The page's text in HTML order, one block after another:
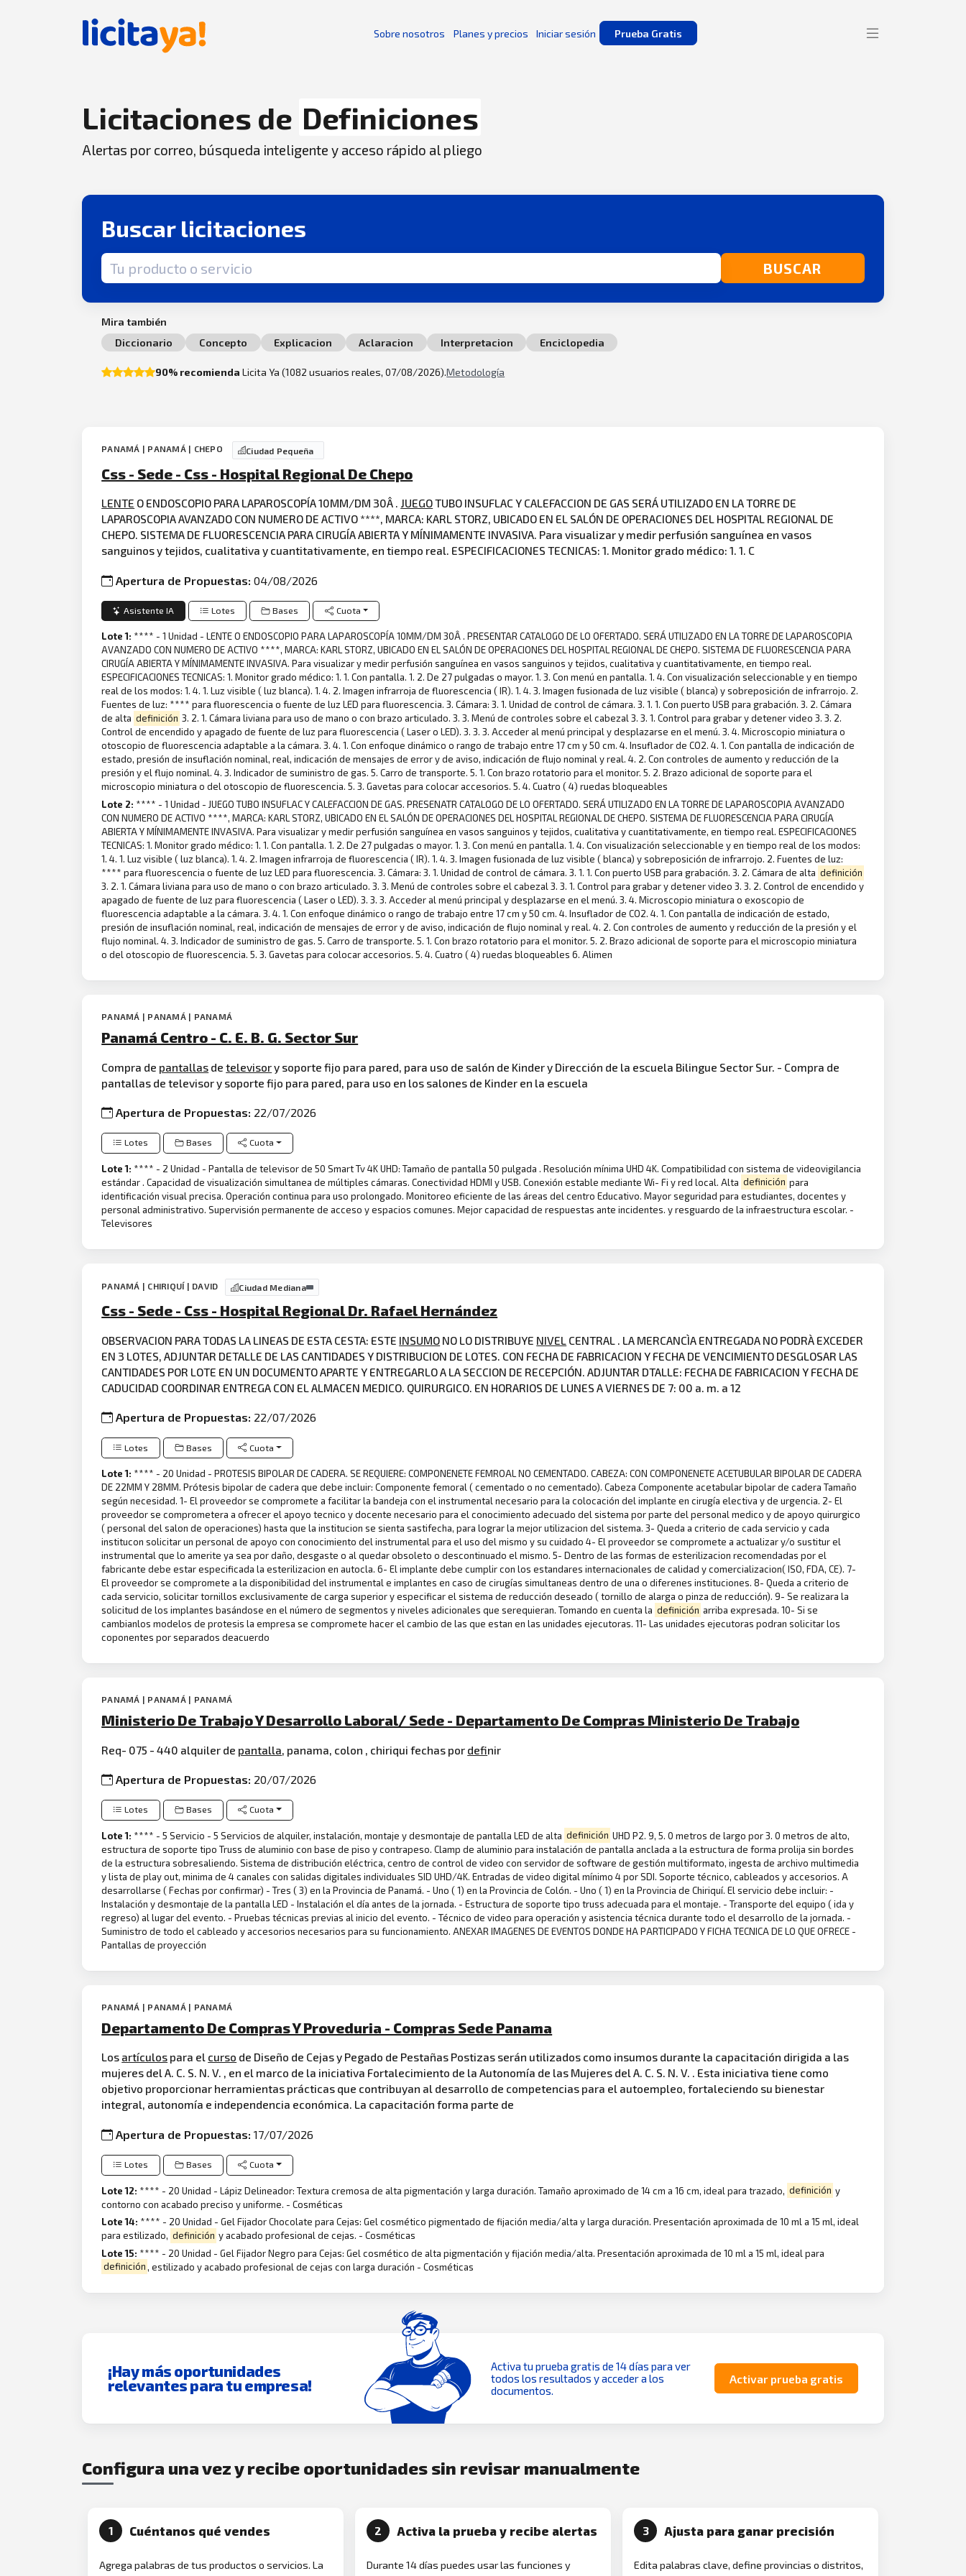
Sobre nosotros Planes y precios Iniciar sesión Prueba Gratis
Licitaciones de Definiciones
Alertas por correo, búsqueda inteligente y acceso rápido al pliego
Buscar licitaciones
Término de búsqueda BUSCAR
Mira también
Diccionario
Concepto Explicacion Aclaracion Interpretacion Enciclopedia
90% recomienda Licita Ya (1082 usuarios reales, 07/08/2026).Metodología
PANAMÁ | PANAMÁ | CHEPO Ciudad Pequeña
Css - Sede - Css - Hospital Regional De Chepo
LENTE O ENDOSCOPIO PARA LAPAROSCOPÍA 10MM/DM 30Â . JUEGOTUBO INSUFLAC Y CALEFACCION DE GAS SERÁ UTILIZADO EN LA TORRE DE
LAPAROSCOPIA AVANZADO CON NUMERO DE ACTIVO ****, MARCA: KARL STORZ, UBICADO EN EL SALÓN DE OPERACIONES DEL HOSPITAL REGIONAL DE
CHEPO. SISTEMA DE FLUORESCENCIA PARA CIRUGÍA ABIERTA Y MÍNIMAMENTE INVASIVA. Para visualizar y medir perfusión sanguínea en vasos
sanguinos y tejidos, cualitativa y cuantitativamente, en tiempo real. ESPECIFICACIONES TECNICAS: 1. Monitor grado médico: 1. 1. C
Apertura de Propuestas:04/08/2026
Asistente IA Lotes Bases Cuota
Lote 1: **** - 1 Unidad - LENTE O ENDOSCOPIO PARA LAPAROSCOPÍA 10MM/DM 30Â . PRESENTAR CATALOGO DE LO OFERTADO. SERÁ UTILIZADO EN LA TORRE DE LAPAROSCOPIA
AVANZADO CON NUMERO DE ACTIVO ****, MARCA: KARL STORZ, UBICADO EN EL SALÓN DE OPERACIONES DEL HOSPITAL REGIONAL DE CHEPO. SISTEMA DE FLUORESCENCIA PARA
CIRUGÍA ABIERTA Y MÍNIMAMENTE INVASIVA. Para visualizar y medir perfusión sanguínea en vasos sanguinos y tejidos, cualitativa y cuantitativamente, en tiempo real.
ESPECIFICACIONES TECNICAS: 1. Monitor grado médico: 1. 1. Con pantalla. 1. 2. De 27 pulgadas o mayor. 1. 3. Con menú en pantalla. 1. 4. Con visualización seleccionable y en tiempo
real de los modos: 1. 4. 1. Luz visible ( luz blanca). 1. 4. 2. Imagen infrarroja de fluorescencia ( IR). 1. 4. 3. Imagen fusionada de luz visible ( blanca) y sobreposición de infrarrojo. 2.
Fuentes de luz: **** para fluorescencia o fuente de luz LED para fluorescencia. 3. Cámara: 3. 1. Unidad de control de cámara. 3. 1. 1. Con puerto USB para grabación. 3. 2. Cámara
de alta definición 3. 2. 1. Cámara liviana para uso de mano o con brazo articulado. 3. 3. Menú de controles sobre el cabezal 3. 3. 1. Control para grabar y detener video 3. 3. 2.
Control de encendido y apagado de fuente de luz para fluorescencia ( Laser o LED). 3. 3. 3. Acceder al menú principal y desplazarse en el menú. 3. 4. Microscopio miniatura o
otoscopio de fluorescencia adaptable a la cámara. 3. 4. 1. Con enfoque dinámico o rango de trabajo entre 17 cm y 50 cm. 4. Insuflador de CO2. 4. 1. Con pantalla de indicación de
estado, presión de insuflación nominal, real, indicación de mensajes de error y de aviso, indicación de flujo nominal y real. 4. 2. Con controles de aumento y reducción de la
presión y el flujo nominal. 4. 3. Indicador de suministro de gas. 5. Carro de transporte. 5. 1. Con brazo rotatorio para el monitor. 5. 2. Brazo adicional de soporte para el
microscopio miniatura o del otoscopio de fluorescencia. 5. 3. Gavetas para colocar accesorios. 5. 4. Cuatro ( 4) ruedas bloqueables
Lote 2: **** - 1 Unidad - JUEGO TUBO INSUFLAC Y CALEFACCION DE GAS. PRESENATR CATALOGO DE LO OFERTADO. SERÁ UTILIZADO EN LA TORRE DE LAPAROSCOPIA AVANZADO
CON NUMERO DE ACTIVO ****, MARCA: KARL STORZ, UBICADO EN EL SALÓN DE OPERACIONES DEL HOSPITAL REGIONAL DE CHEPO. SISTEMA DE FLUORESCENCIA PARA CIRUGÍA
ABIERTA Y MÍNIMAMENTE INVASIVA. Para visualizar y medir perfusión sanguínea en vasos sanguinos y tejidos, cualitativa y cuantitativamente, en tiempo real. ESPECIFICACIONES
TECNICAS: 1. Monitor grado médico: 1. 1. Con pantalla. 1. 2. De 27 pulgadas o mayor. 1. 3. Con menú en pantalla. 1. 4. Con visualización seleccionable y en tiempo real de los modos:
1. 4. 1. Luz visible ( luz blanca). 1. 4. 2. Imagen infrarroja de fluorescencia ( IR). 1. 4. 3. Imagen fusionada de luz visible ( blanca) y sobreposición de infrarrojo. 2. Fuentes de luz:
**** para fluorescencia o fuente de luz LED para fluorescencia. 3. Cámara: 3. 1. Unidad de control de cámara. 3. 1. 1. Con puerto USB para grabación. 3. 2. Cámara de alta definición
3. 2. 1. Cámara liviana para uso de mano o con brazo articulado. 3. 3. Menú de controles sobre el cabezal 3. 3. 1. Control para grabar y detener video 3. 3. 2. Control de encendido y
apagado de fuente de luz para fluorescencia ( Laser o LED). 3. 3. 3. Acceder al menú principal y desplazarse en el menú. 3. 4. Microscopio miniatura o exoscopio de
fluorescencia adaptable a la cámara. 3. 4. 1. Con enfoque dinámico o rango de trabajo entre 17 cm y 50 cm. 4. Insuflador de CO2. 4. 1. Con pantalla de indicación de estado,
presión de insuflación nominal, real, indicación de mensajes de error y de aviso, indicación de flujo nominal y real. 4. 2. Con controles de aumento y reducción de la presión y el
flujo nominal. 4. 3. Indicador de suministro de gas. 5. Carro de transporte. 5. 1. Con brazo rotatorio para el monitor. 5. 2. Brazo adicional de soporte para el microscopio miniatura
o del otoscopio de fluorescencia. 5. 3. Gavetas para colocar accesorios. 5. 4. Cuatro ( 4) ruedas bloqueables 6. Alimen
PANAMÁ | PANAMÁ | PANAMÁ
Panamá Centro - C. E. B. G. Sector Sur
Compra de pantallas detelevisory soporte fijo para pared, para uso de salón de Kinder y Dirección de la escuela Bilingue Sector Sur. - Compra de
pantallas de televisor y soporte fijo para pared, para uso en los salones de Kinder en la escuela
Apertura de Propuestas: 22/07/2026
Lotes Bases Cuota
Lote 1: **** - 2 Unidad - Pantalla de televisor de 50 Smart Tv 4K UHD: Tamaño de pantalla 50 pulgada . Resolución mínima UHD 4K. Compatibilidad con sistema de videovigilancia
estándar . Capacidad de visualización simultanea de múltiples cámaras. Conectividad HDMI y USB. Conexión estable mediante Wi- Fi y red local. Alta definición para
identificación visual precisa. Operación continua para uso prolongado. Monitoreo eficiente de las áreas del centro Educativo. Mayor seguridad para estudiantes, docentes y
personal administrativo. Supervisión permanente de acceso y espacios comunes. Mejor capacidad de respuestas ante incidentes. y resguardo de la infraestructura escolar. -
Televisores
PANAMÁ | CHIRIQUÍ | DAVID Ciudad Mediana
Css - Sede - Css - Hospital Regional Dr. Rafael Hernández
OBSERVACION PARA TODAS LA LINEAS DE ESTA CESTA: ESTE INSUMO NO LO DISTRIBUYE NIVEL CENTRAL . LA MERCANCÌA ENTREGADA NO PODRÀ EXCEDER
EN 3 LOTES, ADJUNTAR DETALLE DE LAS CANTIDADES Y DISTRIBUCION DE LOTES. CON FECHA DE FABRICACION Y FECHA DE VENCIMIENTO DESGLOSAR LAS
CANTIDADES POR LOTE EN UN DOCUMENTO APARTE Y ENTREGARLO A LA SECCION DE RECEPCIÓN. ADJUNTAR DTALLE: FECHA DE FABRICACION Y FECHA DE
CADUCIDAD COORDINAR ENTREGA CON EL ALMACEN MEDICO. QUIRURGICO. EN HORARIOS DE LUNES A VIERNES DE 7: 00 a. m. a 12
Apertura de Propuestas: 22/07/2026
Lotes Bases Cuota
Lote 1: **** - 20 Unidad - PROTESIS BIPOLAR DE CADERA. SE REQUIERE: COMPONENETE FEMROAL NO CEMENTADO. CABEZA: CON COMPONENETE ACETUBULAR BIPOLAR DE CADERA
DE 22MM Y 28MM. Prótesis bipolar de cadera que debe incluir: Componente femoral ( cementado o no cementado). Cabeza Componente acetabular bipolar de cadera Tamaño
según necesidad. 1- El proveedor se compromete a facilitar la bandeja con el instrumental necesario para la colocación del implante en cirugía electiva y de urgencia. 2- El
proveedor se comprometera a ofrecer el apoyo tecnico y docente necesario para el conocimiento adecuado del sistema por parte del personal medico y de apoyo quirurgico
( personal del salon de operaciones) hasta que la institucion se sienta sastifecha, para lograr la mejor utilizacion del sistema. 3- Queda a criterio de cada servicio y cada
institucon solicitar un personal de apoyo con conocimiento del instrumental para el uso del mismo y su cuidado 4- El proveedor se compromete a actualizar y/o sustitur el
instrumental que lo amerite ya sea por daño, desgaste o al quedar obsoleto o descontinuado el mismo. 5- Dentro de las formas de esterilizacion recomendadas por el
fabricante debe estar especificada la esterilizacion en autocla. 6- El implante debe cumplir con los estandares internacionales de calidad y comercializacion( ISO, FDA, CE). 7-
El proveedor se compromete a la disponibilidad del instrumental e implantes en caso de cirugías simultaneas dentro de una o diferenes instituciones. 8- Queda a criterio de
cada servicio, solicitar tornillos exclusivamente de carga superior y especificar el sistema de reducción deseado ( tornillo de alarga o pinza de reducción). 9- Se realizara la
solicitud de los implantes basándose en el número de segmentos y niveles adicionales que serequieran. Tomando en cuenta la definición arriba expresada. 10- Si se
cambianlos modelos de protesis la empresa se compromete hacer el cambio de las que estan en las unidades ejecutoras. 11- Las unidades ejecutoras podran solicitar los
coponentes por separados deacuerdo
PANAMÁ | PANAMÁ | PANAMÁ
Ministerio De Trabajo Y Desarrollo Laboral/ Sede - Departamento De Compras Ministerio De Trabajo
Req- 075 - 440 alquiler de pantalla , panama, colon , chiriqui fechas por definir
Apertura de Propuestas: 20/07/2026
Lotes Bases Cuota
Lote 1: **** - 5 Servicio - 5 Servicios de alquiler, instalación, montaje y desmontaje de pantalla LED de alta definición UHD P2. 9, 5. 0 metros de largo por 3. 0 metros de alto,
estructura de soporte tipo Truss de aluminio con base de piso y contrapeso. Clamp de aluminio para instalación de pantalla anclada a la estructura de forma prolija sin bordes
de la estructura sobresaliendo. Sistema de distribución eléctrica, centro de control de video con servidor de software de gestión multiformato, ingesta de archivo multimedia
y lista de play out, minima de 4 canales con salidas digitales individuales SID UHD/4K. Entradas de video digital mínimo 4 por SDI. Soporte técnico, cableados y accesorios. A
desarrollarse ( Fechas por confirmar) - Tres ( 3) en la Provincia de Panamá. - Uno ( 1) en la Provincia de Colón. - Uno ( 1) en la Provincia de Chiriquí. El servicio debe incluir: -
Instalación y desmontaje de la pantalla LED - Instalación el día antes de la jornada. - Estructura de soporte tipo truss adecuada para el montaje. - Transporte del equipo ( ida y
regreso) al lugar del evento. - Pruebas técnicas previas al inicio del evento. - Técnico de video para operación y asistencia técnica durante todo el desarrollo de la jornada. -
Suministro de todo el cableado y accesorios necesarios para su funcionamiento. ANEXAR IMAGENES DE EVENTOS DONDE HA PARTICIPADO Y FICHA TECNICA DE LO QUE OFRECE -
Pantallas de proyección
PANAMÁ | PANAMÁ | PANAMÁ
Departamento De Compras Y Proveduria - Compras Sede Panama
Los artículos para el curso de Diseño de Cejas y Pegado de Pestañas Postizas serán utilizados como insumos durante la capacitación dirigida a las
mujeres del A. C. S. N. V. , en el marco de la iniciativa Fortalecimiento de la Autonomía de las Mujeres del A. C. S. N. V. . Esta iniciativa tiene como
objetivo proporcionar herramientas prácticas que contribuyan al desarrollo de competencias para el autoempleo, fortaleciendo su bienestar
integral, autonomía e independencia económica. La capacitación forma parte de
Apertura de Propuestas:17/07/2026
Lotes Bases Cuota
Lote 12: **** - 20 Unidad - Lápiz Delineador: Textura cremosa de alta pigmentación y larga duración. Tamaño aproximado de 14 cm a 16 cm, ideal para trazado, definición y
contorno con acabado preciso y uniforme. - Cosméticas
Lote 14: **** - 20 Unidad - Gel Fijador Chocolate para Cejas: Gel cosmético pigmentado de fijación media/alta y larga duración. Presentación aproximada de 10 ml a 15 ml, ideal
para estilizado, definición y acabado profesional de cejas. - Cosméticas
Lote 15: **** - 20 Unidad - Gel Fijador Negro para Cejas: Gel cosmético de alta pigmentación y fijación media/alta. Presentación aproximada de 10 ml a 15 ml, ideal para
definición, estilizado y acabado profesional de cejas con larga duración - Cosméticas
¡Hay más oportunidades
relevantes para tu empresa!
Activa tu prueba gratis de 14 días para ver
todos los resultados y acceder a los
documentos.
Activar prueba gratis
Configura una vez y recibe oportunidades sin revisar manualmente
1 Cuéntanos qué vendes
Agrega palabras de tus productos o servicios. La
2 Activa la prueba y recibe alertas
Durante 14 días puedes usar las funciones y
3 Ajusta para ganar precisión
Edita palabras clave, define provincias o distritos,